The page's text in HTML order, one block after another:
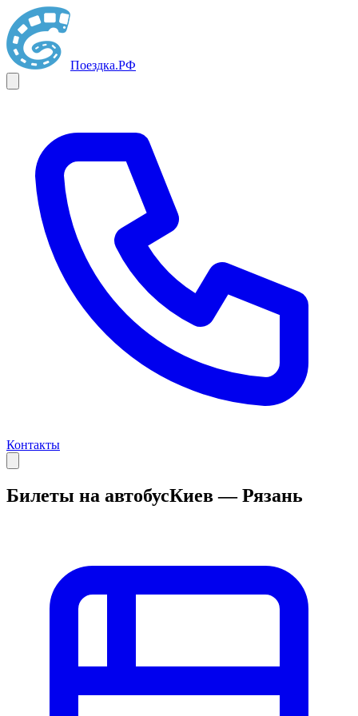
Поездка.РФ
Контакты
Билеты на автобусКиев — Рязань